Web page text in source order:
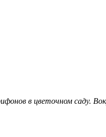
в цветочном саду.